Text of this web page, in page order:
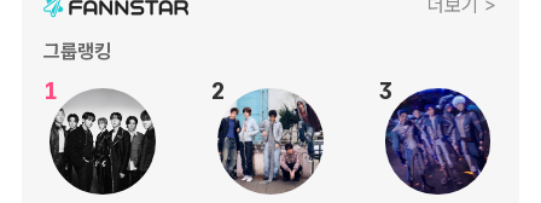
더보기 >
그룹랭킹
1 2 3